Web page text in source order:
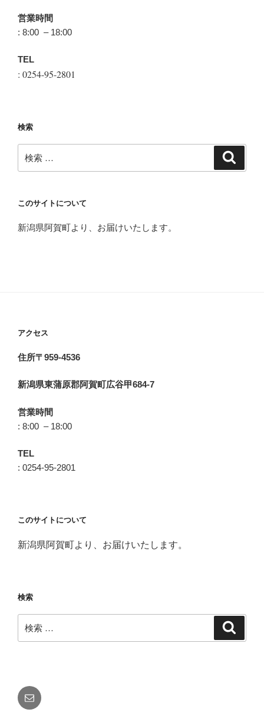
営業時間
: 8:00 – 18:00
TEL
: 0254-95-2801
検索
索:
このサイトについて
新潟県阿賀町より、お届けいたします。
アクセス
住所〒959-4536
新潟県東蒲原郡阿賀町広谷甲684-7
営業時間
: 8:00 – 18:00
TEL
: 0254-95-2801
このサイトについて
新潟県阿賀町より、お届けいたします。
検索
索:
メ
ー